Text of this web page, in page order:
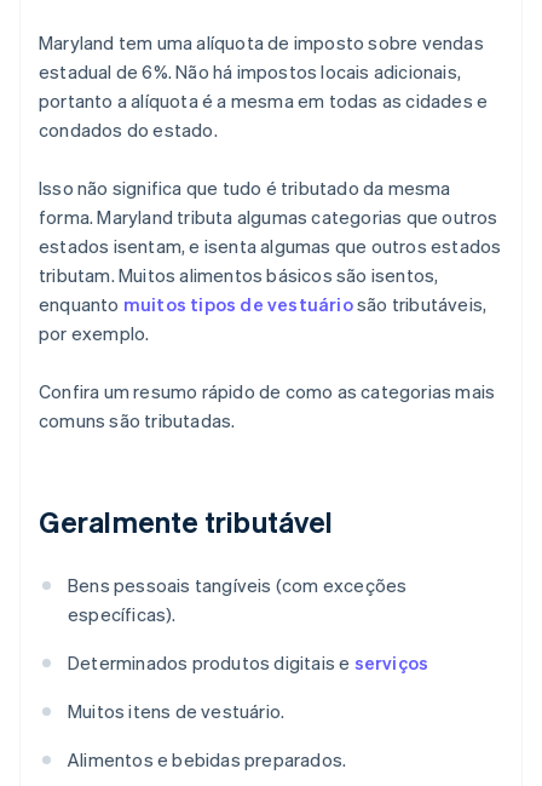
Maryland tem uma alíquota de imposto sobre vendas
estadual de 6%. Não há impostos locais adicionais,
portanto a alíquota é a mesma em todas as cidades e
condados do estado.
Isso não significa que tudo é tributado da mesma
forma. Maryland tributa algumas categorias que outros
estados isentam, e isenta algumas que outros estados
tributam. Muitos alimentos básicos são isentos,
enquanto muitos tipos de vestuáriosão tributáveis,
por exemplo.
Confira um resumo rápido de como as categorias mais
comuns são tributadas.
Geralmente tributável
Bens pessoais tangíveis (com exceções
específicas).
Determinados produtos digitais e serviços
Muitos itens de vestuário.
Alimentos e bebidas preparados.